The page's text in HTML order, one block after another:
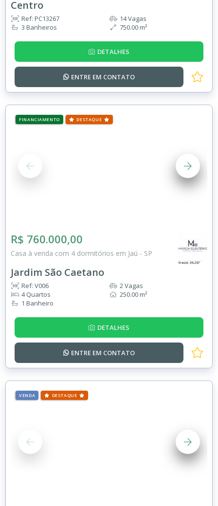
Centro
Ref: PC13267
3 Banheiros
14 Vagas
750.00 m²
DETALHES
ENTRE EM CONTATO
FINANCIAMENTO DESTAQUE
R$ 760.000,00
Casa à venda com 4 dormitórios em Jaú - SP
Jardim São Caetano
Ref: V006
4 Quartos
1 Banheiro
2 Vagas
250.00 m²
DETALHES
ENTRE EM CONTATO
VENDA DESTAQUE